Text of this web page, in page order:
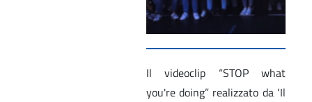
Il videoclip “STOP what
you're doing” realizzato da ‘Il